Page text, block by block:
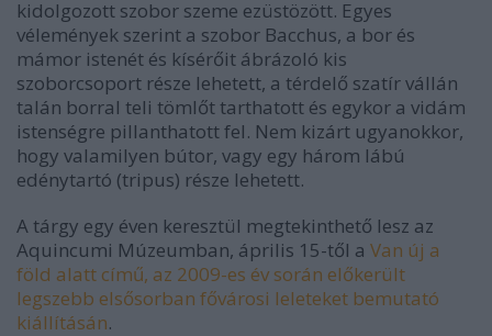
kidolgozott szobor szeme ezüstözött. Egyes
vélemények szerint a szobor Bacchus, a bor és
mámor istenét és kísérőit ábrázoló kis
szoborcsoport része lehetett, a térdelő szatír vállán
talán borral teli tömlőt tarthatott és egykor a vidám
istenségre pillanthatott fel. Nem kizárt ugyanokkor,
hogy valamilyen bútor, vagy egy három lábú
edénytartó (tripus) része lehetett.
A tárgy egy éven keresztül megtekinthető lesz az
Aquincumi Múzeumban, április 15-től a Van új a
föld alatt című, az 2009-es év során előkerült
legszebb elsősorban fővárosi leleteket bemutató
kiállításán.